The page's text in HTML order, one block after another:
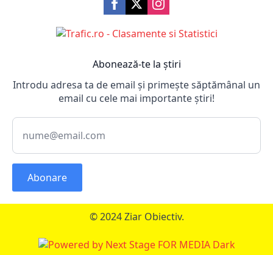
Abonează-te la știri
Introdu adresa ta de email și primește săptămânal un
email cu cele mai importante știri!
Abonare
© 2024 Ziar Obiectiv.